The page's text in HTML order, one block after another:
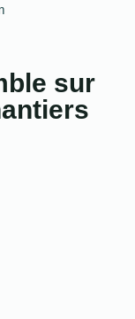
sur